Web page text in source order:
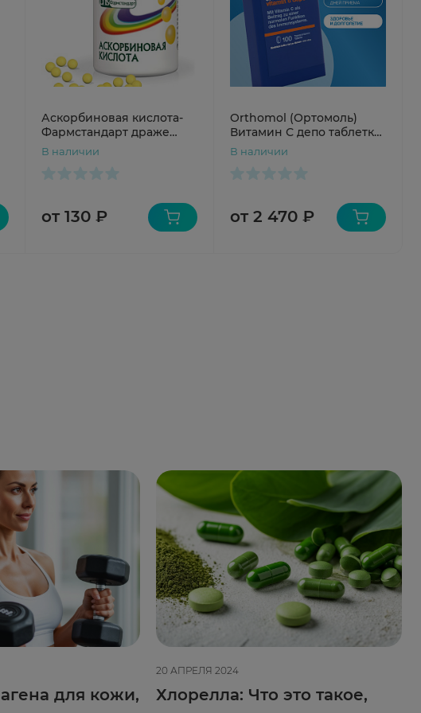
Аскорбиновая кислота-
Фармстандарт драже
N200 БАД
В наличии
от 130 ₽
Orthomol (Ортомоль)
Витамин С депо таблетки
№100
В наличии
от 2 470 ₽
для кожи,
20 АПРЕЛЯ 2024
Хлорелла: Что это такое,